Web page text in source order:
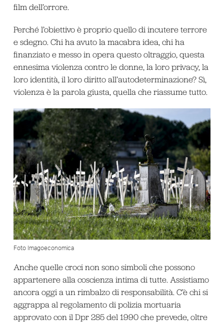
film dell’orrore.
Perché l’obiettivo è proprio quello di incutere terrore
e sdegno. Chi ha avuto la macabra idea, chi ha
finanziato e messo in opera questo oltraggio, questa
ennesima violenza contro le donne, la loro privacy, la
loro identità, il loro diritto all’autodeterminazione? Sì,
violenza è la parola giusta, quella che riassume tutto.
Foto Imagoeconomica
Anche quelle croci non sono simboli che possono
appartenere alla coscienza intima di tutte. Assistiamo
ancora oggi a un rimbalzo di responsabilità. C’è chi si
aggrappa al regolamento di polizia mortuaria
approvato con il Dpr 285 del 1990 che prevede, oltre